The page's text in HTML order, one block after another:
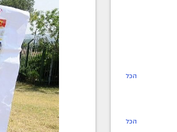
הכל
הכל